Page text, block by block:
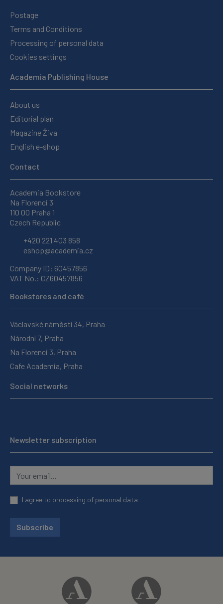
Postage
Terms and Conditions
Processing of personal data
Cookies settings
Academia Publishing House
About us
Editorial plan
Magazine Živa
English e-shop
Contact
Academia Bookstore
Na Florenci 3
110 00 Praha 1
Czech Republic
+420 221 403 858
eshop@academia.cz
Company ID: 60457856
VAT No.: CZ60457856
Bookstores and café
Václavské náměstí 34, Praha
Národní 7, Praha
Na Florenci 3, Praha
Cafe Academia, Praha
Social networks
Newsletter subscription
I agree to processing of personal data
Subscribe